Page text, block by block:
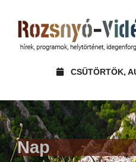
CSÜTÖRTÖK,
Nap